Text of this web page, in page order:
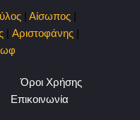
| Αίσωπος |
| Αριστοφάνης |
Όροι Χρήσης
Επικοινωνία